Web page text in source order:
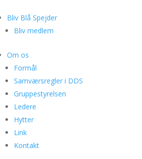
Bliv Blå Spejder
Bliv medlem
Om os
Formål
Samværsregler i DDS
Gruppestyrelsen
Ledere
Hytter
Link
Kontakt